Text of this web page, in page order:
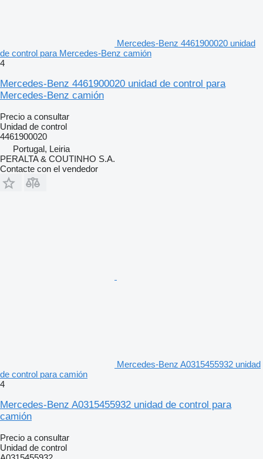
Mercedes-Benz 4461900020 unidad
de control para Mercedes-Benz camión
4
Mercedes-Benz 4461900020 unidad de control para
Mercedes-Benz camión
Precio a consultar
Unidad de control
4461900020
Portugal, Leiria
PERALTA & COUTINHO S.A.
Contacte con el vendedor
Mercedes-Benz A0315455932 unidad
de control para camión
4
Mercedes-Benz A0315455932 unidad de control para
camión
Precio a consultar
Unidad de control